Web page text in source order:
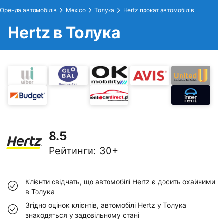
Оренда автомобілів Mexico Толука Hertz прокат автомобілів
Hertz в Толука
8.5
Рейтинги: 30+
Клієнти свідчать, що автомобілі Hertz є досить охайними
в Толука
Згідно оцінок клієнтів, автомобілі Hertz у Толука
знаходяться у задовільному стані